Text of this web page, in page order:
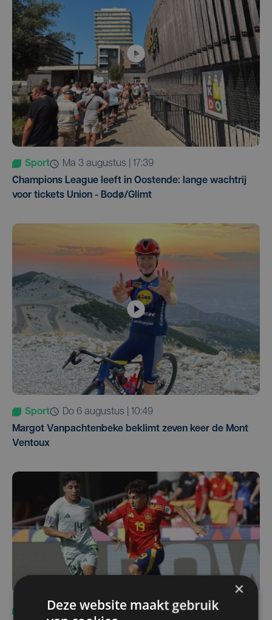
Sport
ma 3 augustus | 17:39
Champions League leeft in Oostende: lange wachtrij
voor tickets Union - Bodø/Glimt
Sport
do 6 augustus | 10:49
Margot Vanpachtenbeke beklimt zeven keer de Mont
Ventoux
Sport za 8 augustus | 12:42
×
Deze website maakt gebruik